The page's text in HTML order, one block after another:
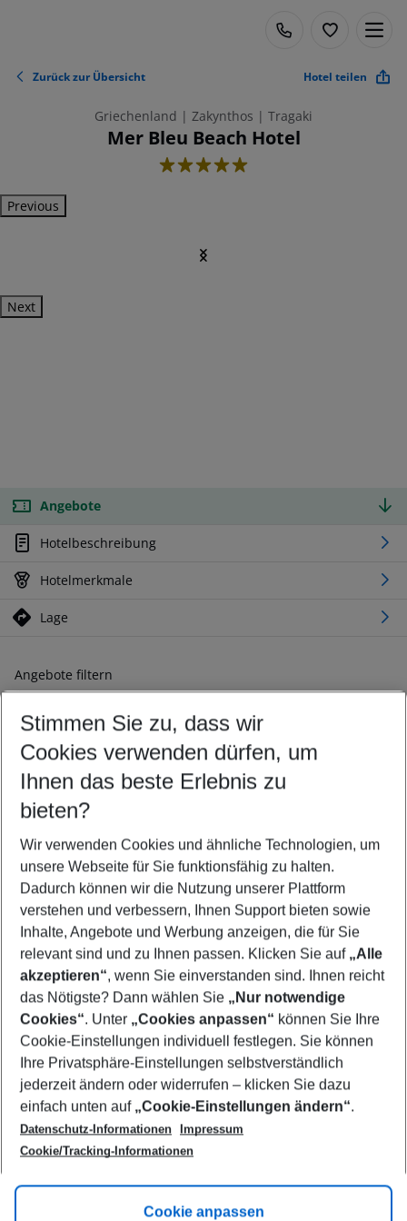
Zurück zur Übersicht Hotel teilen
Griechenland | Zakynthos | Tragaki
Mer Bleu Beach Hotel
5
Previous
Next
Angebote
Hotelbeschreibung
Hotelmerkmale
Lage
Angebote filtern
Ändern Sie Ihre Kriterien nach Ihren Wünschen
Abflughafen wählen
Beliebiger Abflughafen
Reisezeitraum wählen
08.08.26– 06.08.27 5-8 Nächte
2 Erwachsene Keine Kinder
Mehr Filter anzeigen
Footer
Footer navigation
Über uns
AGB
Cookie-Einstellungen ändern
Cookie-Richtlinie
Datenschutz
Service & Hilfe
Barrierefreies Reisen
Check-in
Flugbeschränkungen
Folgen Sie uns
Stimmen Sie zu, dass wir
Cookies verwenden dürfen, um
Ihnen das beste Erlebnis zu
bieten?
Wir verwenden Cookies und ähnliche Technologien, um
unsere Webseite für Sie funktionsfähig zu halten.
Dadurch können wir die Nutzung unserer Plattform
verstehen und verbessern, Ihnen Support bieten sowie
Inhalte, Angebote und Werbung anzeigen, die für Sie
relevant sind und zu Ihnen passen. Klicken Sie auf „Alle
akzeptieren“, wenn Sie einverstanden sind. Ihnen reicht
das Nötigste? Dann wählen Sie „Nur notwendige
Cookies“. Unter „Cookies anpassen“ können Sie Ihre
Cookie-Einstellungen individuell festlegen. Sie können
Ihre Privatsphäre-Einstellungen selbstverständlich
jederzeit ändern oder widerrufen – klicken Sie dazu
einfach unten auf „Cookie-Einstellungen ändern“.
Datenschutz-Informationen
Impressum
Cookie/Tracking-Informationen
Cookie anpassen